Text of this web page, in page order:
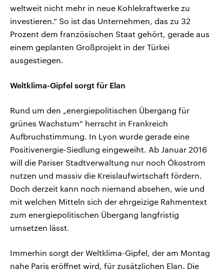
weltweit nicht mehr in neue Kohlekraftwerke zu
investieren.“ So ist das Unternehmen, das zu 32
Prozent dem französischen Staat gehört, gerade aus
einem geplanten Großprojekt in der Türkei
ausgestiegen.
Weltklima-Gipfel sorgt für Elan
Rund um den „energiepolitischen Übergang für
grünes Wachstum“ herrscht in Frankreich
Aufbruchstimmung. In Lyon wurde gerade eine
Positivenergie-Siedlung eingeweiht. Ab Januar 2016
will die Pariser Stadtverwaltung nur noch Ökostrom
nutzen und massiv die Kreislaufwirtschaft fördern.
Doch derzeit kann noch niemand absehen, wie und
mit welchen Mitteln sich der ehrgeizige Rahmentext
zum energiepolitischen Übergang langfristig
umsetzen lässt.
Immerhin sorgt der Weltklima-Gipfel, der am Montag
nahe Paris eröffnet wird, für zusätzlichen Elan. Die